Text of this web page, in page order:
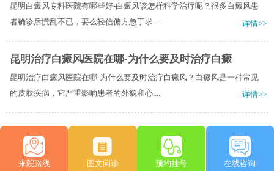
昆明白癜风专科医院有哪些好-白癜风该怎样科学治疗呢？很多白癜风患
者确诊后慌乱不已，要么轻信偏方急于求.....
详情>>
昆明治疗白癜风医院在哪-为什么要及时治疗白癜
昆明治疗白癜风医院在哪-为什么要及时治疗白癜风？白癜风是一种常见
的皮肤疾病，它严重影响患者的外貌和心.....
详情>>
来院路线 图文问诊 预约挂号 在线咨询